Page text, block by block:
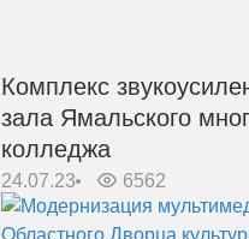
Комплекс
зала Ямальского
колледжа
24.07.23 6562